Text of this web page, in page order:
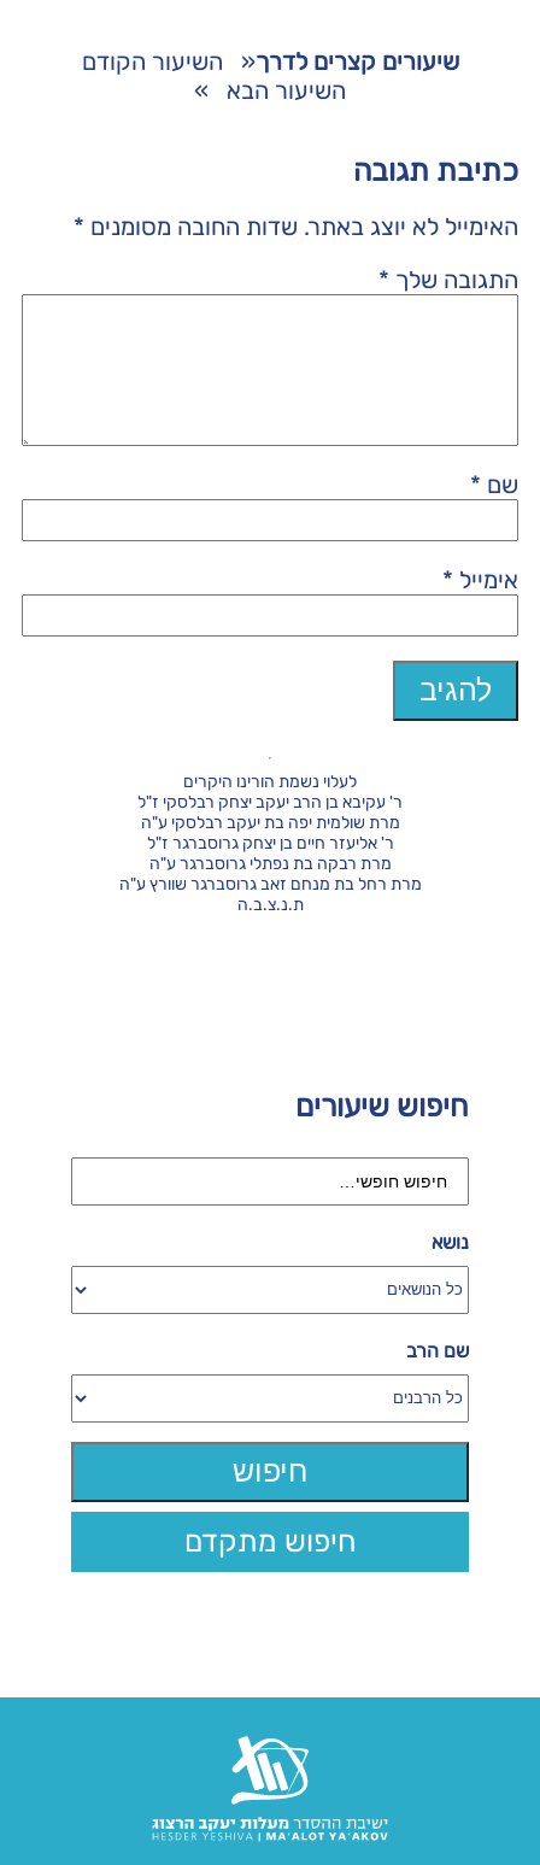
שיעורים קצרים לדרך« השיעור הקודם
השיעור הבא »
כתיבת תגובה
האימייל לא יוצג באתר. שדות החובה מסומנים *
התגובה שלך *
שם *
אימייל *
חיפוש שיעורים
נושא
שם הרב
חיפוש מתקדם
לעלוי נשמת הורינו היקרים
ר' עקיבא בן הרב יעקב יצחק רבלסקי ז"ל
מרת שולמית יפה בת יעקב רבלסקי ע"ה
ר' אליעזר חיים בן יצחק גרוסברגר ז"ל
מרת רבקה בת נפתלי גרוסברגר ע"ה
מרת רחל בת מנחם זאב גרוסברגר שוורץ ע"ה
ת.נ.צ.ב.ה